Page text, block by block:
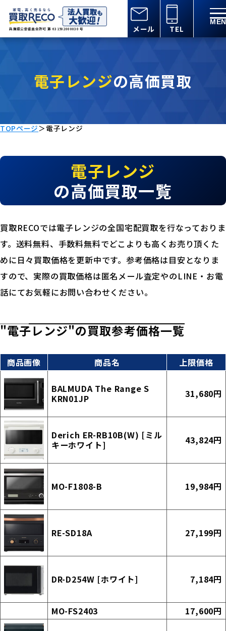
兵庫県公安委員会許可 第 631502000030 号 メール TEL
電子レンジの高価買取
TOPページ＞ 電子レンジ
電子レンジ
の高価買取一覧
買取RECOでは電子レンジの全国宅配買取を行なっておりま
す。送料無料、手数料無料でどこよりも高くお売り頂くた
めに日々買取価格を更新中です。参考価格は目安となりま
すので、実際の買取価格は匿名メール査定やのLINE・お電
話にてお気軽にお問い合わせください。
"電子レンジ"の買取参考価格一覧
商品画像 商品名 上限価格
BALMUDA The Range S
KRN01JP
31,680円
Derich ER-RB10B(W) [ミル
キーホワイト]
43,824円
MO-F1808-B 19,984円
RE-SD18A 27,199円
DR-D254W [ホワイト] 7,184円
MO-FS2403 17,600円